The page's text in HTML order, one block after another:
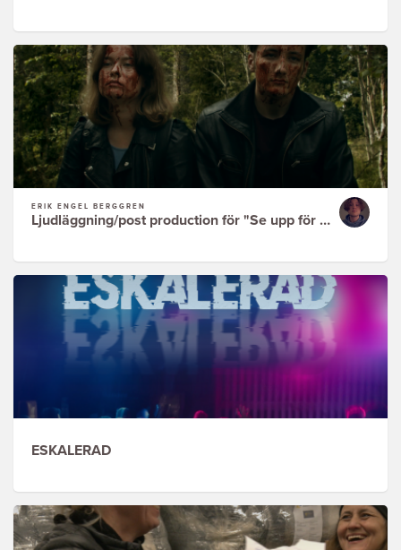
ERIK ENGEL BERGGREN
Ljudläggning/post production för "Se upp för Zombies"
ESKALERAD